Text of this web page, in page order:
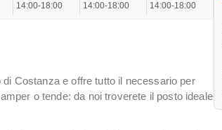
14:00-18:00
14:00-18:00
14:00-18:00
Costanza e offre tutto il necessario per
o tende: da noi troverete il posto ideale